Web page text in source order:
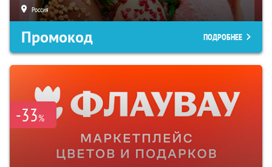
Россия
Промокод ПОДРОБНЕЕ
-33%